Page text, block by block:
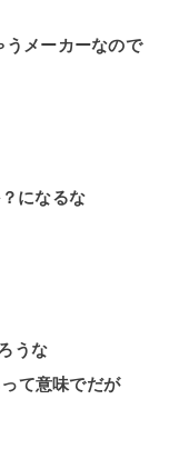
うメーカーなので
になるな
うな
て意味でだが